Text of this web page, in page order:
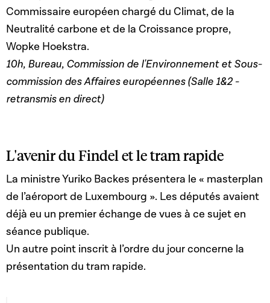
Commissaire européen chargé du Climat, de la
Neutralité carbone et de la Croissance propre,
Wopke Hoekstra.
10h, Bureau, Commission de l'Environnement et Sous-
commission des Affaires européennes (Salle 1&2 -
retransmis en direct)
L'avenir du Findel et le tram rapide
La ministreYuriko Backes présentera le « masterplan
de l’aéroport de Luxembourg ». Les députés avaient
déjà eu un premier échange de vues à ce sujet en
séance publique.
Un autre point inscrit à l’ordre du jour concerne la
présentation du tram rapide.